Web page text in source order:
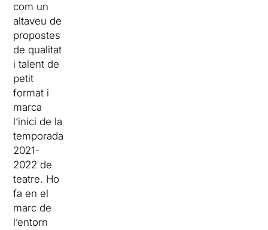
com un
altaveu de
propostes
de qualitat
i talent de
petit
format i
marca
l’inici de la
temporada
2021-
2022 de
teatre. Ho
fa en el
marc de
l’entorn